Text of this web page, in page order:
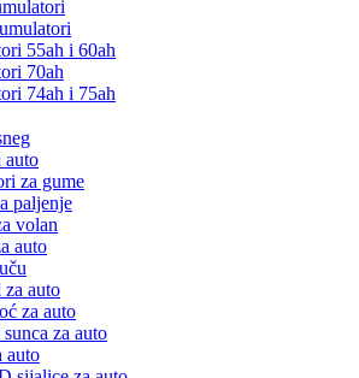
55ah i 60ah
70ah
74ah i 75ah
auto
za gume
paljenje
volan
auto
za auto
za auto
za auto
auto